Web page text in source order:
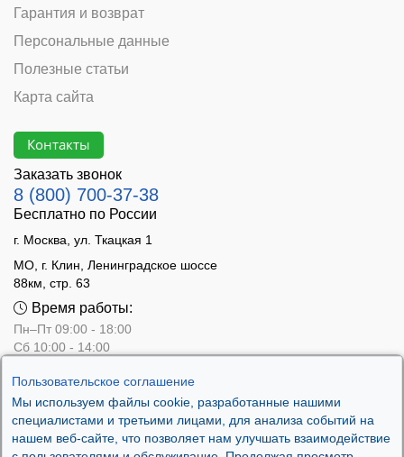
Пользовательское соглашение
Мы используем файлы cookie, разработанные нашими
специалистами и третьими лицами, для анализа событий на
нашем веб-сайте, что позволяет нам улучшать взаимодействие
Гарантия и возврат
Персональные данные
Полезные статьи
Карта сайта
Контакты
Заказать звонок
8 (800) 700-37-38
Бесплатно по России
г. Москва, ул. Ткацкая 1
МО, г. Клин, Ленинградское шоссе
88км, стр. 63
Время работы:
Пн–Пт 09:00 - 18:00
Сб 10:00 - 14:00